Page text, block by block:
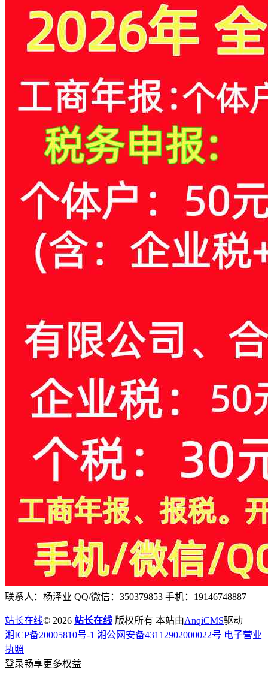
联系人：杨泽业 QQ/微信：350379853 手机：19146748887
站长在线© 2026 站长在线 版权所有 本站由AnqiCMS驱动
湘ICP备20005810号-1 湘公网安备43112902000022号 电子营业
执照
登录畅享更多权益